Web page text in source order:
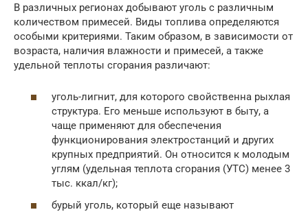
В различных регионах добывают уголь с различным
количеством примесей. Виды топлива определяются
особыми критериями. Таким образом, в зависимости от
возраста, наличия влажности и примесей, а также
удельной теплоты сгорания различают:
уголь-лигнит, для которого свойственна рыхлая
структура. Его меньше используют в быту, а
чаще применяют для обеспечения
функционирования электростанций и других
крупных предприятий. Он относится к молодым
углям (удельная теплота сгорания (УТС) менее 3
тыс. ккал/кг);
бурый уголь, который еще называют